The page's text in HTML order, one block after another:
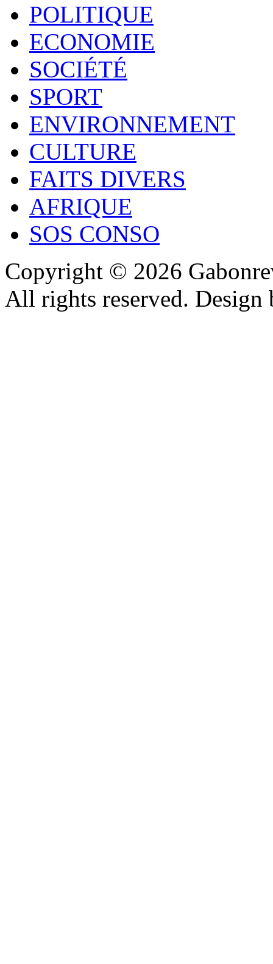
POLITIQUE
ECONOMIE
SOCIÉTÉ
SPORT
ENVIRONNEMENT
CULTURE
FAITS DIVERS
AFRIQUE
SOS CONSO
Copyright © 2026
All rights reserved.